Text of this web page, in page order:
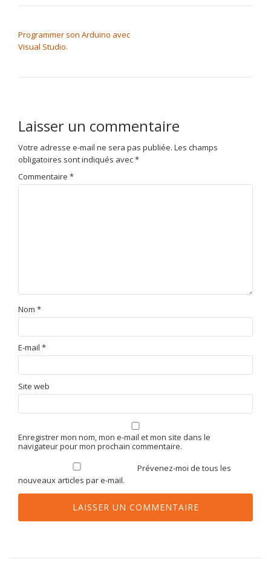
Programmer son Arduino avec
Visual Studio.
Laisser un commentaire
Votre adresse e-mail ne sera pas publiée. Les champs
obligatoires sont indiqués avec*
Commentaire *
Nom *
E-mail *
Site web
Enregistrer mon nom, mon e-mail et mon site dans le
navigateur pour mon prochain commentaire.
Prévenez-moi de tous les
nouveaux articles par e-mail.